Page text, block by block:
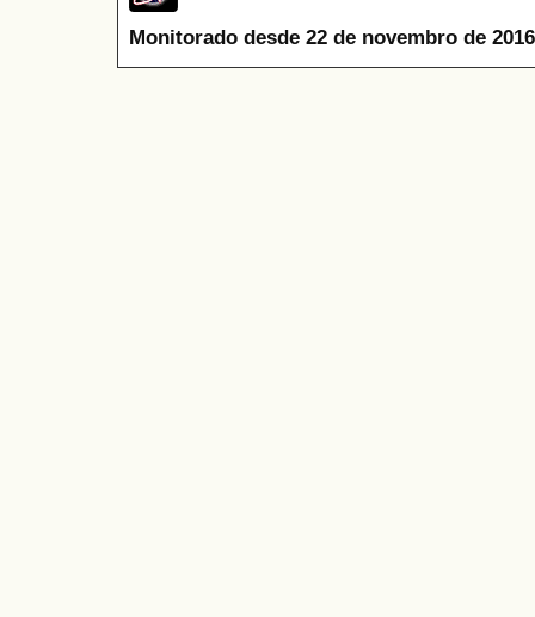
Monitorado desde 22 de novembro de